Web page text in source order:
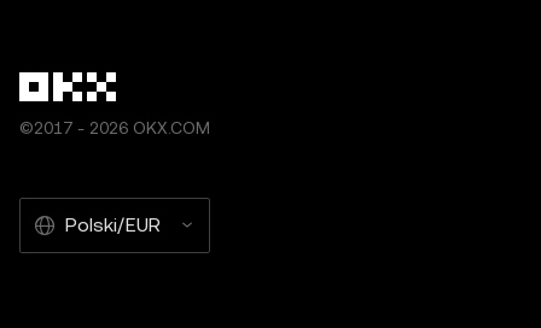
©2017 - 2026 OKX.COM
Polski/EUR